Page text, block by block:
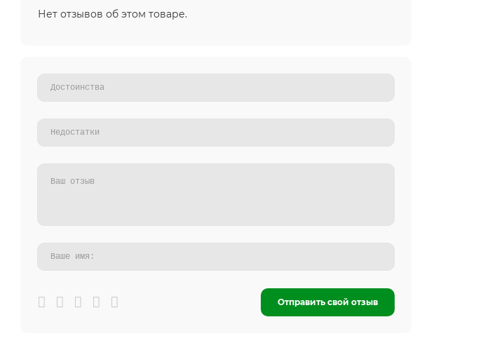
Нет отзывов об этом товаре.
Отправить свой отзыв